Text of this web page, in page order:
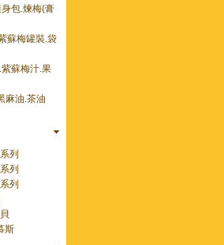
包.煉梅(膏
蘇梅罐裝.袋
蘇梅汁.果
麻油.茶油
列
列
列
斯